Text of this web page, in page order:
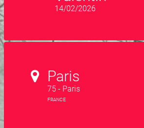
14/02/2026
Paris
75 - Paris
FRANCE